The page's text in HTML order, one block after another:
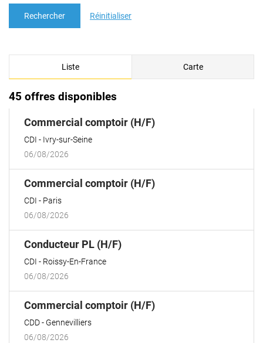
Rechercher Réinitialiser
Liste Carte
45 offres disponibles
Commercial comptoir (H/F)(Nouvelle
CDI
Ivry-sur-Seine
06/08/2026
Commercial comptoir (H/F)(Nouvelle
CDI
Paris
06/08/2026
Conducteur PL (H/F)(Nouvelle
CDI
Roissy-En-France
06/08/2026
Commercial comptoir (H/F)(Nouvelle
CDD
Gennevilliers
06/08/2026